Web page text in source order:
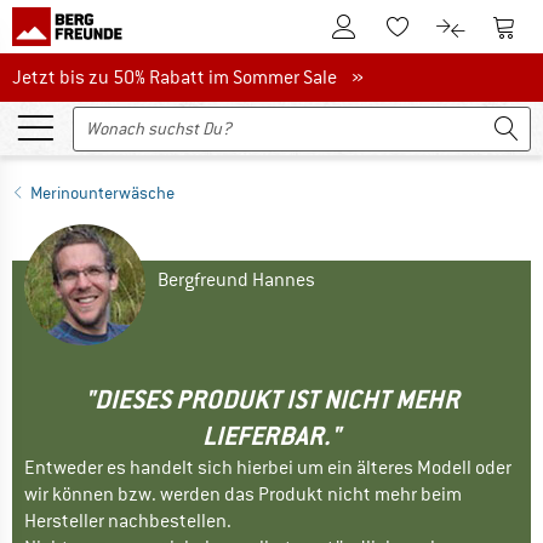
Zum KundenkontoZum Merkzettel.
Zum Zum
Jetzt bis zu 50% Rabatt im Sommer Sale
Jetzt bis zu 50% Rabatt im Sommer Sale »
Merinounterwäsche
Bergfreund Hannes
"DIESES PRODUKT IST NICHT MEHR
LIEFERBAR."
Entweder es handelt sich hierbei um ein älteres Modell oder
wir können bzw. werden das Produkt nicht mehr beim
Hersteller nachbestellen.